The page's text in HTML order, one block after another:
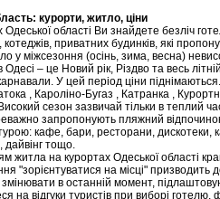
курорти, житло, ціни
області Ви знайдете безліч
котеджів, приватних будинків, які
у міжсезоння (осінь, зима, весна)
Одесі – це Новий рік, Різдво та весь
У цей період ціни
, Кароліно-Бугаз , Катранка ,
Високий сезон зазвичай тільки в теплий
запропонують пляжний
кафе, бари, ресторани, дискотеки,
дайвінг тощо.
житла на курортах Одеської області
"зорієнтуватися на місці" призводить
в останній момент,
на відгуки туристів при виборі